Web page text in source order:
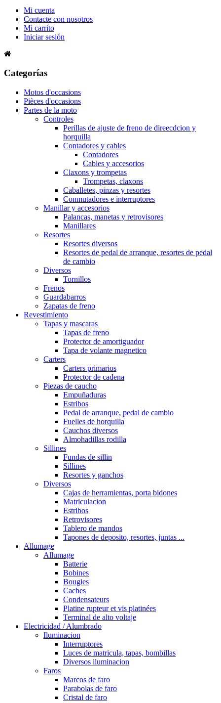
Mi cuenta
Contacte con nosotros
Mi carrito
Iniciar sesión
Categorías
Motos d'occasions
Pièces d'occasions
Partes de la moto
Controles
Perillas de ajuste de freno de direecdcion y
horquilla
Contadores y cables
Contadores
Cables y accesorios
Claxons y trompetas
Trompetas, claxons
Caballetes, pinzas y resortes
Conmutadores e interruptores
Manillar y accesorios
Palancas, manetas y retrovisores
Manillares
Resortes
Resortes diversos
Resortes de pedal de arranque, resortes de pedal
de cambio
Diversos
Tornillos
Frenos
Guardabarros
Zapatas de freno
Revestimiento
Tapas y mascaras
Tapas de freno
Protector de amortiguador
Tapa de volante magnetico
Carters
Carters primarios
Protector de cadena
Piezas de caucho
Empuñaduras
Estribos
Pedal de arranque, pedal de cambio
Fuelles de horquilla
Cauchos diversos
Almohadillas rodilla
Sillines
Fundas de sillin
Sillines
Resortes y ganchos
Diversos
Cajas de herramientas, porta bidones
Matriculacion
Estribos
Retrovisores
Tablero de mandos
Tapones de deposito, resortes, juntas ...
Allumage
Allumage
Batterie
Bobines
Bougies
Caches
Condensateurs
Platine rupteur et vis platinées
Terminal de alto voltaje
Electricidad / Alumbrado
Iluminacion
Interruptores
Luces de matricula, tapas, bombillas
Diversos iluminacion
Faros
Marcos de faro
Parabolas de faro
Cristal de faro